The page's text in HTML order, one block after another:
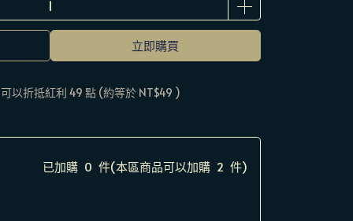
立即購買
以折抵紅利 49 點 (約等於 NT$49 )
已加購 0 件(本區商品可以加購 2 件)